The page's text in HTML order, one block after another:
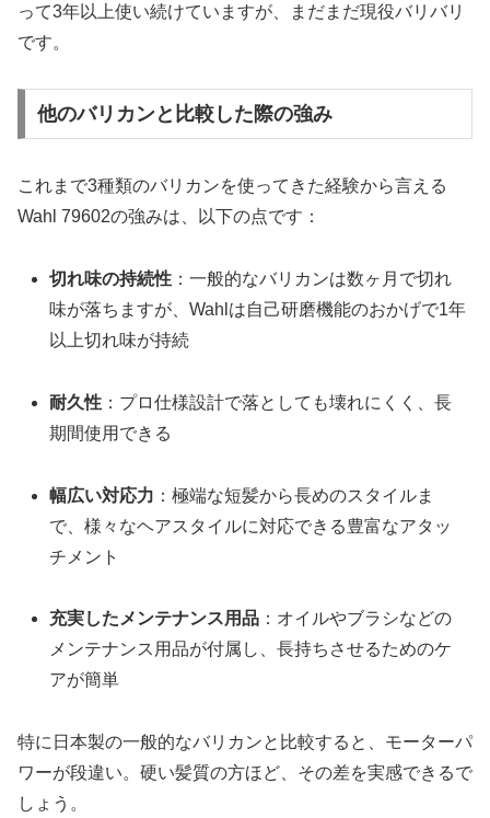
って3年以上使い続けていますが、まだまだ現役バリバリ
です。
他のバリカンと比較した際の強み
これまで3種類のバリカンを使ってきた経験から言える
Wahl 79602の強みは、以下の点です：
切れ味の持続性 ：一般的なバリカンは数ヶ月で切れ
味が落ちますが、Wahlは自己研磨機能のおかげで1年
以上切れ味が持続
耐久性 ：プロ仕様設計で落としても壊れにくく、長
期間使用できる
幅広い対応力 ：極端な短髪から長めのスタイルま
で、様々なヘアスタイルに対応できる豊富なアタッ
チメント
充実したメンテナンス用品 ：オイルやブラシなどの
メンテナンス用品が付属し、長持ちさせるためのケ
アが簡単
特に日本製の一般的なバリカンと比較すると、モーターパ
ワーが段違い。硬い髪質の方ほど、その差を実感できるで
しょう。